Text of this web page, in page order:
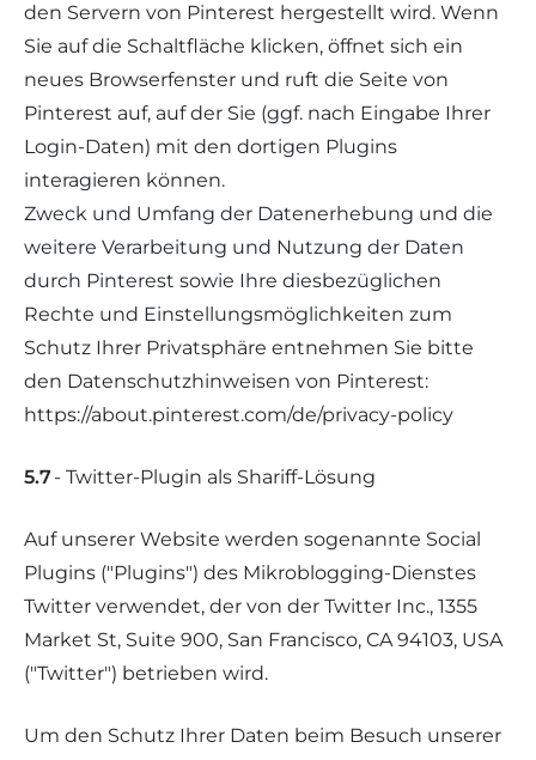
den Servern von Pinterest hergestellt wird. Wenn
Sie auf die Schaltfläche klicken, öffnet sich ein
neues Browserfenster und ruft die Seite von
Pinterest auf, auf der Sie (ggf. nach Eingabe Ihrer
Login-Daten) mit den dortigen Plugins
interagieren können.
Zweck und Umfang der Datenerhebung und die
weitere Verarbeitung und Nutzung der Daten
durch Pinterest sowie Ihre diesbezüglichen
Rechte und Einstellungsmöglichkeiten zum
Schutz Ihrer Privatsphäre entnehmen Sie bitte
den Datenschutzhinweisen von Pinterest:
https://about.pinterest.com/de/privacy-policy
5.7- Twitter-Plugin als Shariff-Lösung
Auf unserer Website werden sogenannte Social
Plugins ("Plugins") des Mikroblogging-Dienstes
Twitter verwendet, der von der Twitter Inc., 1355
Market St, Suite 900, San Francisco, CA 94103, USA
("Twitter") betrieben wird.
Um den Schutz Ihrer Daten beim Besuch unserer